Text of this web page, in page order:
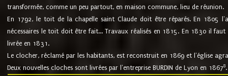
transformée, comme un peu partout, en maison commune, lieu de réunion.
En 1792, le toit de la chapelle saint Claude doit être réparés. En 1805
nécessaires le toit doit être fait... Travaux réalisés en 1815. En 1830 il
livrée en 1831.
Le clocher, réclamé par les habitants, est reconstruit en 1869 et l'église
Deux nouvelles cloches sont livrées par l'entreprise BURDIN de Lyon en 18678.